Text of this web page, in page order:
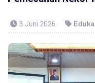
3 Juni 2026